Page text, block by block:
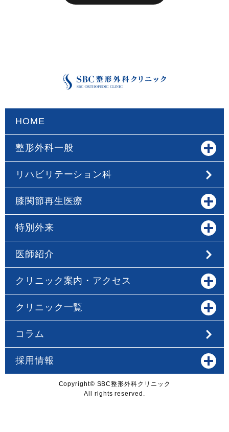
HOME
整形外科一般
リハビリテーション科
膝関節再生医療
特別外来
医師紹介
クリニック案内・アクセス
クリニック一覧
コラム
採用情報
Copyright© SBC整形外科クリニック
All rights reserved.